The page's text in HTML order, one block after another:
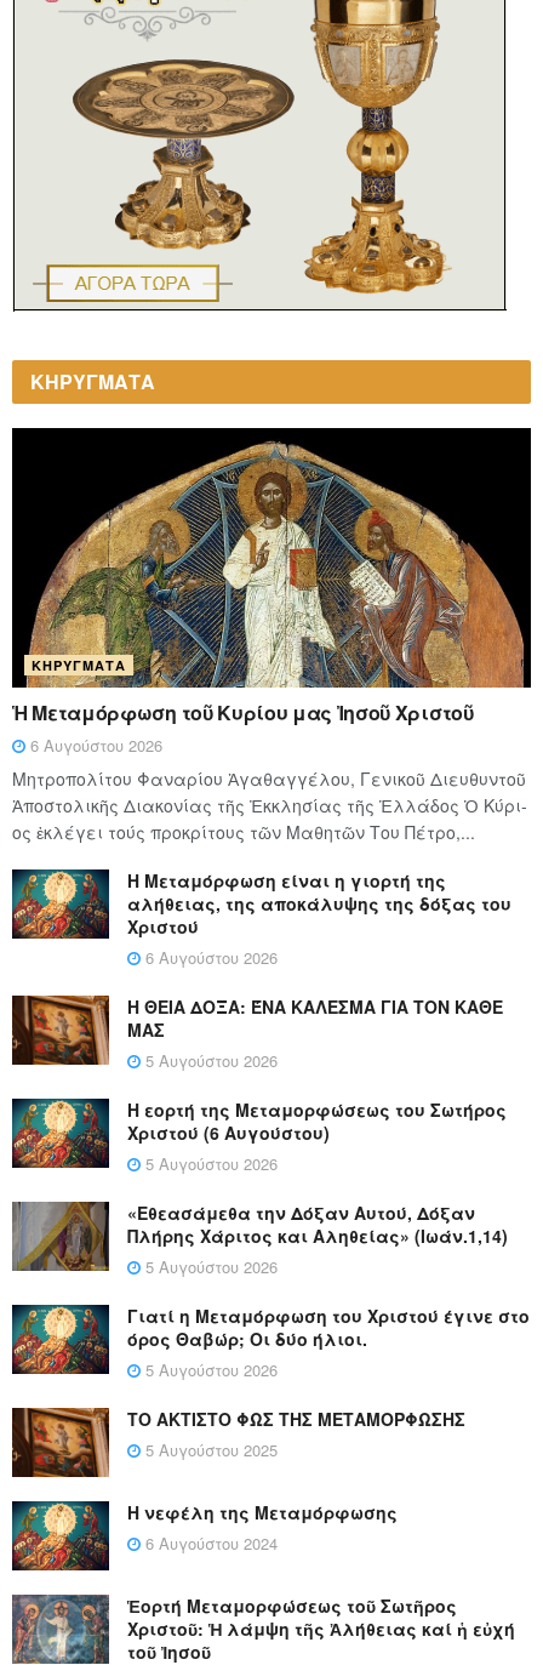
ΚΗΡΥΓΜΑΤΑ
ΚΗΡΎΓΜΑΤΑ
Ἡ Μεταμόρφωση τοῦ Κυρίου μας Ἰησοῦ Χριστοῦ
6 Αυγούστου 2026
Μητροπολίτου Φαναρίου Ἀγαθαγγέλου, Γενικοῦ Διευθυντοῦ
Ἀποστολικῆς Διακονίας τῆς Ἐκκλησίας τῆς Ἑλλάδος Ὁ Κύ­ρι­
ος ἐκλέγει τούς προ­κρί­τους τῶν Μα­θη­τῶν Του Πέ­τρο,...
Η Μεταμόρφωση είναι η γιορτή της
αλήθειας, της αποκάλυψης της δόξας του
Χριστού
6 Αυγούστου 2026
Η ΘΕΙΑ ΔΟΞΑ: ΈΝΑ ΚΑΛΕΣΜΑ ΓΙΑ ΤΟΝ ΚΑΘΕ
ΜΑΣ
5 Αυγούστου 2026
Η εορτή της Μεταμορφώσεως του Σωτήρος
Χριστού (6 Αυγούστου)
5 Αυγούστου 2026
«Εθεασάμεθα την Δόξαν Αυτού, Δόξαν
Πλήρης Χάριτος και Αληθείας» (Ιωάν.1,14)
5 Αυγούστου 2026
Γιατί η Μεταμόρφωση του Χριστού έγινε στο
όρος Θαβώρ; Οι δύο ήλιοι.
5 Αυγούστου 2026
ΤΟ ΑΚΤΙΣΤΟ ΦΩΣ ΤΗΣ ΜΕΤΑΜΟΡΦΩΣΗΣ
5 Αυγούστου 2025
Η νεφέλη της Μεταμόρφωσης
6 Αυγούστου 2024
Ἑορτή Μεταμορφώσεως τοῦ Σωτῆρος
Χριστοῦ: Ἡ λάμψη τῆς Ἀλήθειας καί ἡ εὐχή
τοῦ Ἰησοῦ